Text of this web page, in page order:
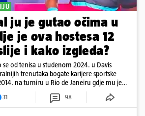
ju je gutao očima u
je ova hostesa 12
i kako izgleda?
se od tenisa u studenom 2024. u Davis
trenutaka bogate karijere sportske
na turniru u Rio de Janeiru gdje mu je
iza klupe
31 98